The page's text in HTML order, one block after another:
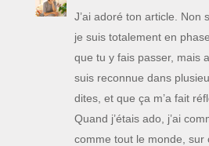
J’ai adoré ton article. Non
je suis totalement en
que tu y fais passer, mais
suis reconnue dans
dites, et que ça m’a fait
Quand j’étais ado, j’ai
comme tout le monde, sur